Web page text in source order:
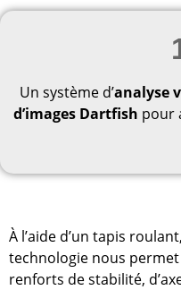
Un système d’analyse
d’images Dartfish pour
À l’aide d’un tapis
technologie nous
renforts de stabilité,